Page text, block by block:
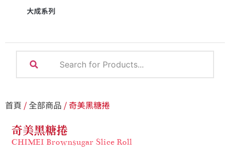
大成系列
首頁 /全部商品 / 奇美黑糖捲
奇美黑糖捲
CHIMEI Brownsugar Slice Roll